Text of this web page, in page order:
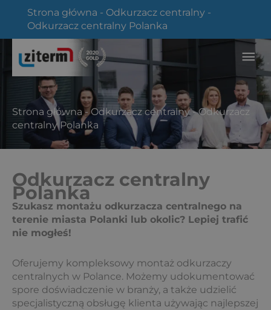
Strona główna - Odkurzacz centralny -
Odkurzacz centralny Polanka
Przejdź
Strona główna -Odkurzacz centralny-Odkurzacz
centralny Polanka
Odkurzacz centralny
Polanka
Szukasz montażu odkurzacza centralnego na
terenie miasta Polanki lub okolic? Lepiej trafić
nie mogłeś!
Oferujemy kompleksowy montaż odkurzaczy
centralnych w Polance. Możemy udokumentować
spore doświadczenie w branży, a także udzielić
specjalistyczną obsługę klienta używając najlepszej